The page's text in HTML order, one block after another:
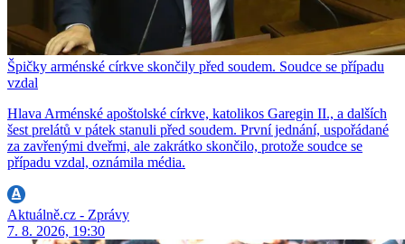
Špičky arménské církve skončily před soudem. Soudce se případu
vzdal
Hlava Arménské apoštolské církve, katolikos Garegin II., a dalších
šest prelátů v pátek stanuli před soudem. První jednání, uspořádané
za zavřenými dveřmi, ale zakrátko skončilo, protože soudce se
případu vzdal, oznámila média.
Aktuálně.cz - Zprávy
7. 8. 2026, 19:30